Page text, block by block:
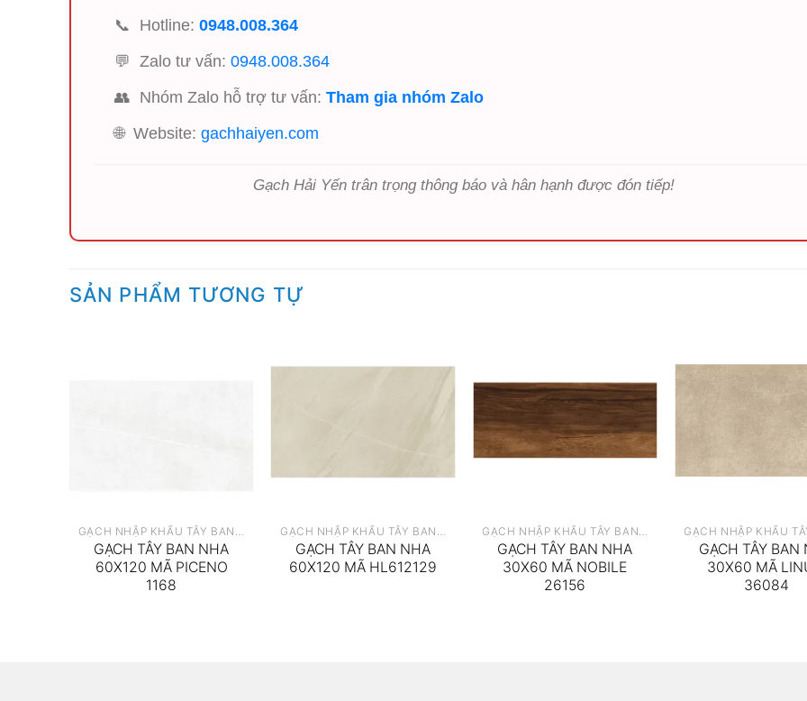
📞
Hotline: 0948.008.364
💬 Zalo tư vấn: 0948.008.364
👥 Nhóm Zalo hỗ trợ tư vấn: Tham gia nhóm Zalo
🌐 Website: gachhaiyen.com
Gạch Hải Yến trân trọng thông báo và hân hạnh được đón tiếp!
SẢN PHẨM TƯƠNG TỰ
GẠCH TÂY BAN NHA
60X120 MÃ PICENO
1168
GẠCH TÂY BAN NHA
60X120 MÃ HL612129
GẠCH TÂY BAN NHA
30X60 MÃ NOBILE
26156
GẠCH TÂY BAN
30X60 MÃ
36084